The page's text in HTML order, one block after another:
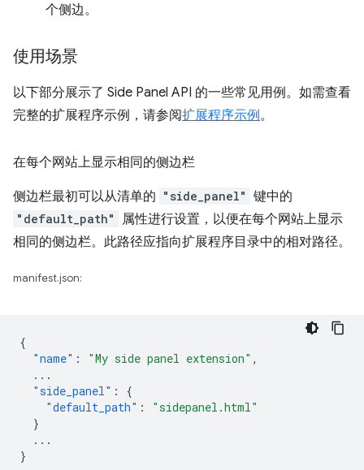
个侧边。
使用场景
以下部分展示了 Side Panel API 的一些常见用例。如需查看
完整的扩展程序示例，请参阅扩展程序示例。
在每个网站上显示相同的侧边栏
侧边栏最初可以从清单的 "side_panel" 键中的
"default_path"
属性进行设置，以便在每个网站上显示
相同的侧边栏。此路径应指向扩展程序目录中的相对路径。
manifest.json:
{
"name" : "My side panel extension" ,
...
"side_panel" :
{
"default_path" :
"sidepanel.html"
}
...
}